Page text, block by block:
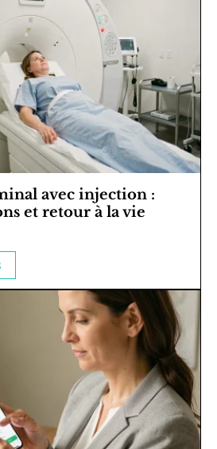
avec injection :
et retour à la vie